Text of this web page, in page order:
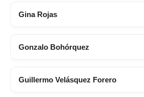
Gina Rojas
Gonzalo Bohórquez
Guillermo Velásquez Forero